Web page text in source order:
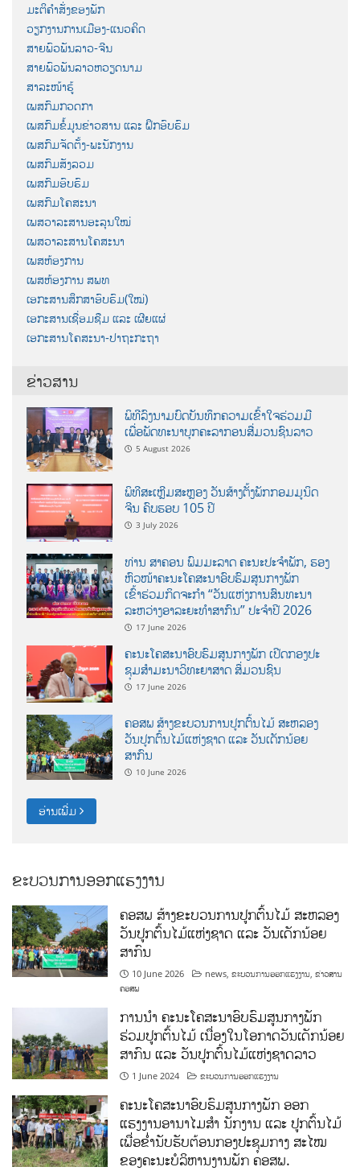
ມະຕິຄຳສັ່ງຂອງພັກ
ວຽກງານການເມືອງ-ແນວຄິດ
ສາຍພົວພັນລາວ-ຈີນ
ສາຍພົວພັນລາວຫວຽດນາມ
ສາລະໜ້າຮູ້
ເພສກົມກວດກາ
ເພສກົມຂໍ້ມູນຂ່າວສານ ແລະ ຝຶກອົບຮົມ
ເພສກົມຈັດຕັ້ງ-ພະນັກງານ
ເພສກົມສັງລວມ
ເພສກົມອົບຮົມ
ເພສກົມໂຄສະນາ
ເພສວາລະສານອະລຸນໃໝ່
ເພສວາລະສານໂຄສະນາ
ເພສຫ້ອງການ
ເພສຫ້ອງການ ສພທ
ເອກະສານສຶກສາອົບຮົມ(ໃໝ່)
ເອກະສານເຊື່ອມຊືມ ແລະ ເຜີຍແຜ່
ເອກະສານໂຄສະນາ-ປາຖະກະຖາ
ຂ່າວສານ
ພິທີລົງນາມບົດບັນທຶກຄວາມເຂົ້າໃຈຮ່ວມມື
ເພື່ອພັດທະນາບຸກຄະລາກອນສື່ມວນຊົນລາວ
5 August 2026
ພິທີສະເຫຼີມສະຫຼອງ ວັນສ້າງຕັ້ງພັກກອມມູນິດ
ຈີນ ຄົບຮອບ 105 ປີ
3 July 2026
ທ່ານ ສາຄອນ ພົມມະລາດ ຄະນະປະຈໍາພັກ, ຮອງ
ຫົວໜ້າຄະນະໂຄສະນາອົບຮົມສູນກາງພັກ
ເຂົ້າຮ່ວມກິດຈະກຳ “ວັນແຫ່ງການສົນທະນາ
ລະຫວ່າງອາລະຍະທຳສາກົນ” ປະຈຳປີ 2026
17 June 2026
ຄະນະໂຄສະນາອົບຮົມສູນກາງພັກ ເປີດກອງປະ
ຊຸມສຳມະນາວິທະຍາສາດ ສຶ່ມວນຊົນ
17 June 2026
ຄອສພ ສ້າງຂະບວນການປູກຕົ້ນໄມ້ ສະຫລອງ
ວັນປູກຕົ້ນໄມ້ແຫ່ງຊາດ ແລະ ວັນເດັກນ້ອຍ
ສາກົນ
10 June 2026
ອ່ານເພີ່ມ
ຂະບວນການອອກແຮງງານ
ຄອສພ ສ້າງຂະບວນການປູກຕົ້ນໄມ້ ສະຫລອງ
ວັນປູກຕົ້ນໄມ້ແຫ່ງຊາດ ແລະ ວັນເດັກນ້ອຍ
ສາກົນ
10 June 2026 news,ຂະບວນການອອກແຮງງານ,ຂ່າວສານ
ຄອສພ
ການນໍາ ຄະນະໂຄສະນາອົບຮົມສູນກາງພັກ
ຮ່ວມປູກຕົ້ນໄມ້ ເນື່ອງໃນໂອກາດວັນເດັກນ້ອຍ
ສາກົນ ແລະ ວັນປູກຕົ້ນໄມ້ແຫ່ງຊາດລາວ
1 June 2024 ຂະບວນການອອກແຮງງານ
ຄະນະໂຄສະນາອົບຮົມສູນກາງພັກ ອອກ
ແຮງງານອານາໄມສໍາ ນັກງານ ແລະ ປູກຕົ້ນໄມ້
ເພື່ອຂໍ່ານັບຮັບຕ້ອນກອງປະຊຸມກາງ ສະໄໝ
ຂອງຄະນະບໍລິຫານງານພັກ ຄອສພ.